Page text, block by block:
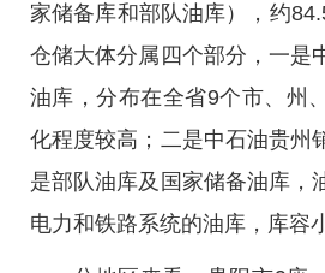
家储备库和部队油库），约
仓储大体分属四个部分，一是
油库，分布在全省9个市、州
化程度较高；二是中石油贵州
是部队油库及国家储备油库，
电力和铁路系统的油库，库容